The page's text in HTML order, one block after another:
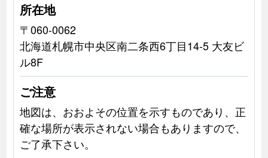
所在地
〒060-0062
北海道札幌市中央区南二条西6丁目14-5 大友ビ
ル8F
ご注意
地図は、おおよその位置を示すものであり、正
確な場所が表示されない場合もありますので、
ご了承下さい。